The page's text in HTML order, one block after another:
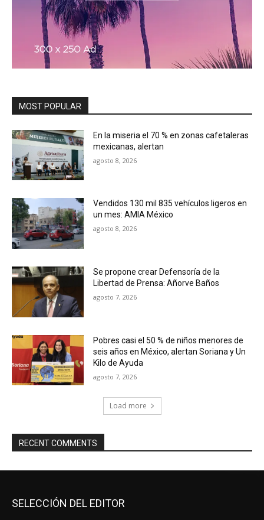
MOST POPULAR
En la miseria el 70 % en zonas cafetaleras
mexicanas, alertan
agosto 8, 2026
Vendidos 130 mil 835 vehículos ligeros en
un mes: AMIA México
agosto 8, 2026
Se propone crear Defensoría de la
Libertad de Prensa: Añorve Baños
agosto 7, 2026
Pobres casi el 50 % de niños menores de
seis años en México, alertan Soriana y Un
Kilo de Ayuda
agosto 7, 2026
Load more
RECENT COMMENTS
SELECCIÓN DEL EDITOR